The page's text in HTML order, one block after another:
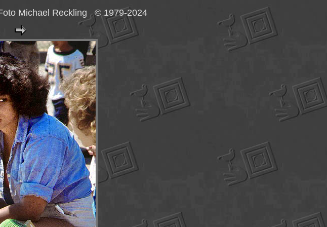
Michael Reckling ©1979-2024